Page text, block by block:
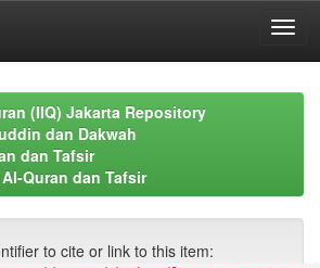
(IIQ) Jakarta Repository
dan Dakwah
dan Tafsir
Quran dan Tafsir
to cite or link to this item: